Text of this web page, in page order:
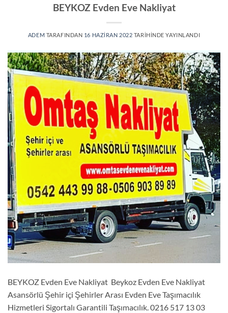
BEYKOZ Evden Eve Nakliyat
ADEM TARAFINDAN 16 HAZIRAN 2022 TARIHINDE YAYINLANDI
BEYKOZ Evden Eve Nakliyat Beykoz Evden Eve Nakliyat
Asansörlü Şehir içi Şehirler Arası Evden Eve Taşımacılık
Hizmetleri Sigortalı Garantili Taşımacılık. 0216 517 13 03